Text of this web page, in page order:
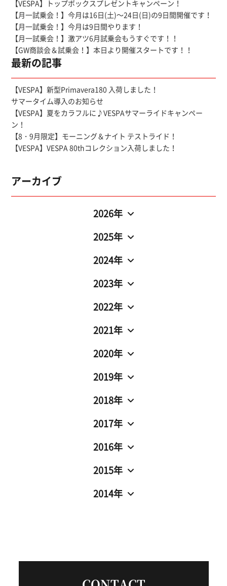
【VESPA】トップボックスプレゼントキャンペーン！
【月一試乗会！】今月は16日(土)～24日(日)の9日間開催です！
【月一試乗会！】今月は9日間やります！
【月一試乗会！】激アツ6月試乗会もうすぐです！！
【GW商談会＆試乗会！】本日より開催スタートです！！
最新の記事
【VESPA】新型Primavera180 入荷しました！
サマータイム導入のお知らせ
【VESPA】夏をカラフルに♪VESPAサマーライドキャンペー
ン！
【8・9月限定】モーニング＆ナイト テストライド！
【VESPA】VESPA 80thコレクション入荷しました！
アーカイブ
2026年
2025年
2024年
2023年
2022年
2021年
2020年
2019年
2018年
2017年
2016年
2015年
2014年